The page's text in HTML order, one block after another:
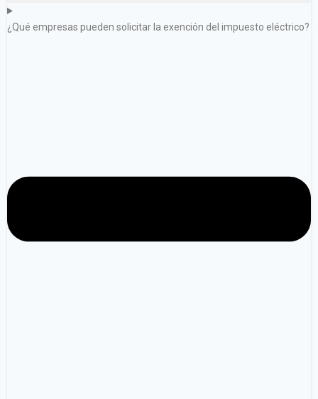
¿Qué empresas pueden solicitar la exención del impuesto eléctrico?